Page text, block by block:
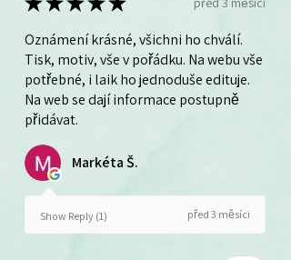
Oznámení krásné, všichni ho chválí.
Tisk, motiv, vše v pořádku. Na webu vše
potřebné, i laik ho jednoduše edituje.
Na web se dají informace postupně
přidávat.
Markéta Š.
Show Reply (1) před 3 měsíci